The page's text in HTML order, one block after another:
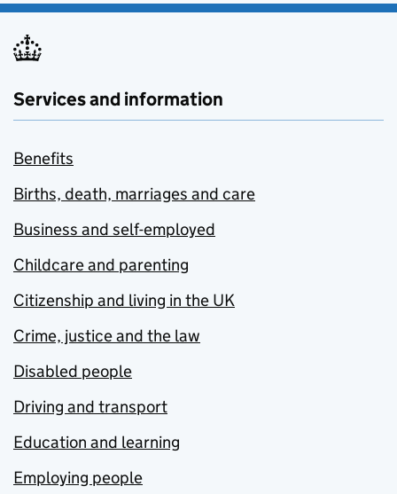
Services and information
Benefits
Births, death, marriages and care
Business and self-employed
Childcare and parenting
Citizenship and living in the UK
Crime, justice and the law
Disabled people
Driving and transport
Education and learning
Employing people